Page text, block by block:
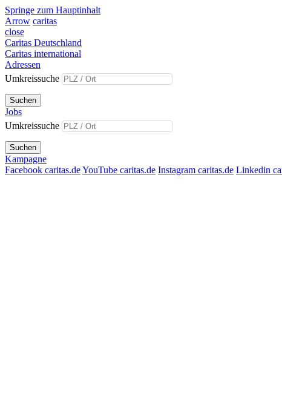
Springe zum Hauptinhalt
Arrow caritas
close
Caritas Deutschland
Caritas international
Adressen
Umkreissuche
Suchen
Jobs
Umkreissuche
Suchen
Kampagne
Facebook caritas.deYouTube caritas.de Instagram caritas.de Linkedin